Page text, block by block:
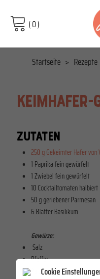
(0)
Startseite Rezepte
KEIMHAFER-
ZUTATEN
250 g Gekeimter Hafer von
1 Paprika fein gewürfelt
1 Zwiebel fein gewürfelt
10 Cocktailtomaten halbiert
50 g geriebener Parmesan
6 Blätter Basilikum
Gewürze:
Salz
Pfeffer
Paprika
Cookie